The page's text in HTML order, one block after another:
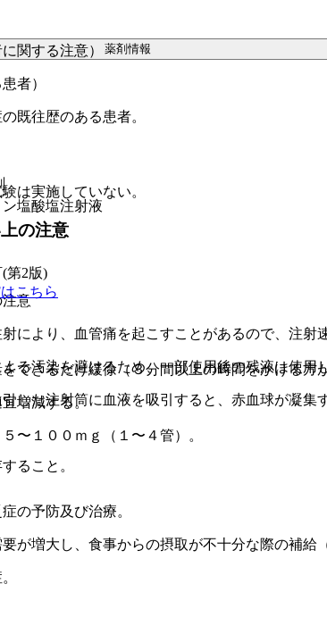
関する注意）
者）
既往歴のある患者。
は実施していない。
の注意
意
により、血管痛を起こすことがあるので、注射
る汚染を避けるため、一部使用後の残液は使用
した注射筒に血液を吸引すると、赤血球が凝集
ること。
薬剤情報
塩酸塩注射液
(第2版)
こちら
できるだけ緩徐（３分間以上の時間をかける方
増減する。
〜１００ｍｇ（１〜４管）。
の予防及び治療。
が増大し、食事からの摂取が不十分な際の補給